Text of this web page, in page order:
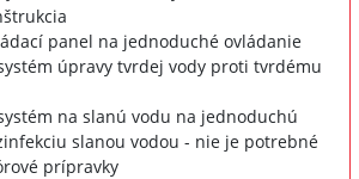
panel na jednoduché ovládanie
úpravy tvrdej vody proti tvrdému
na slanú vodu na jednoduchú
slanou vodou - nie je potrebné
prípravky